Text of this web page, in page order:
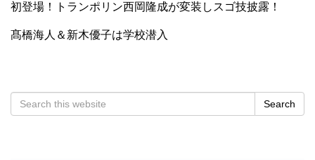
初登場！トランポリン西岡隆成が変装しスゴ技披露！
髙橋海人＆新木優子は学校潜入
Search